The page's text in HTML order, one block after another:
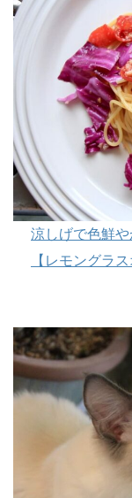
涼しげで色鮮や
【レモングラ